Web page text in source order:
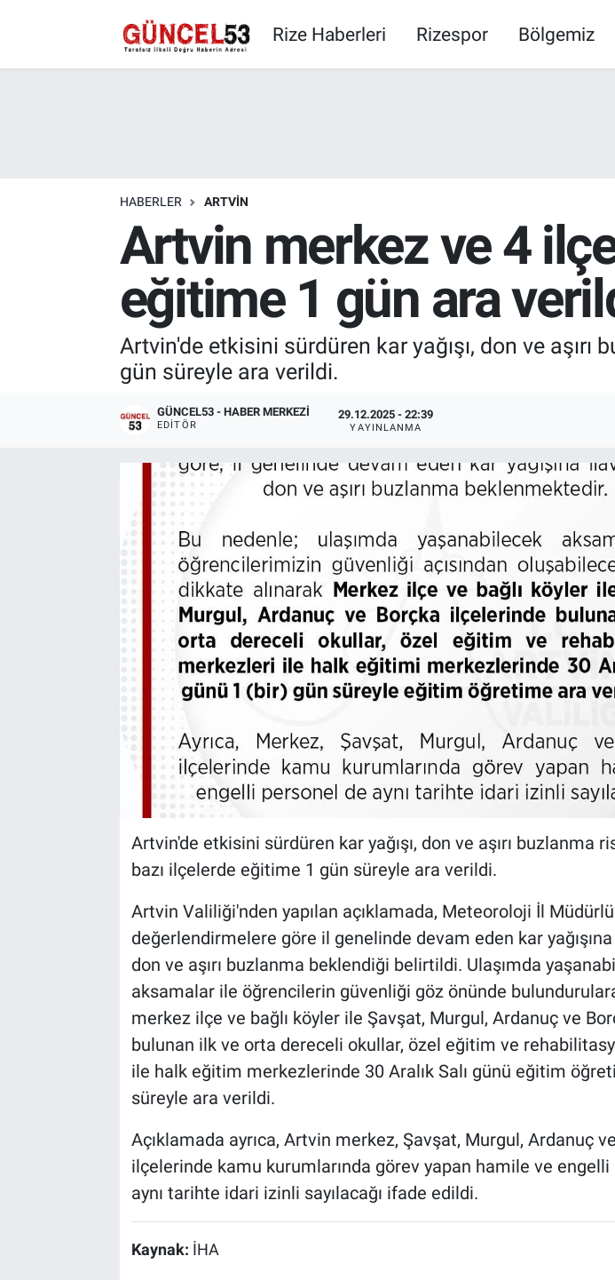
Rize Haberleri Rizespor Bölgemiz
HABERLER ARTVIN
Artvin merkez ve 4
eğitime 1 gün ara
Artvin'de etkisini sürdüren kar yağışı, don ve
gün süreyle ara verildi.
GÜNCEL53 - HABER MERKEZI
EDITÖR
29.12.2025 - 22:39
YAYINLANMA
Artvin'de etkisini sürdüren kar yağışı, don ve aşırı buzlanma
bazı ilçelerde eğitime 1 gün süreyle ara verildi.
Artvin Valiliği'nden yapılan açıklamada, Meteoroloji İl
değerlendirmelere göre il genelinde devam eden kar
don ve aşırı buzlanma beklendiği belirtildi. Ulaşımda
aksamalar ile öğrencilerin güvenliği göz önünde
merkez ilçe ve bağlı köyler ile Şavşat, Murgul, Ardanuç ve
bulunan ilk ve orta dereceli okullar, özel eğitim ve
ile halk eğitim merkezlerinde 30 Aralık Salı günü eğitim
süreyle ara verildi.
Açıklamada ayrıca, Artvin merkez, Şavşat, Murgul, Ardanuç
ilçelerinde kamu kurumlarında görev yapan hamile ve
aynı tarihte idari izinli sayılacağı ifade edildi.
Kaynak: İHA